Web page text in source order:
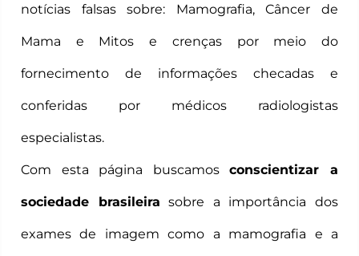
notícias falsas sobre: Mamografia, Câncer de
Mama e Mitos e crenças por meio do
fornecimento de informações checadas e
conferidas por médicos radiologistas
especialistas.
Com esta página buscamosconscientizar a
sociedade brasileira sobre a importância dos
exames de imagem como a mamografia e a